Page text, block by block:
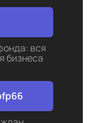
вся
бизнеса